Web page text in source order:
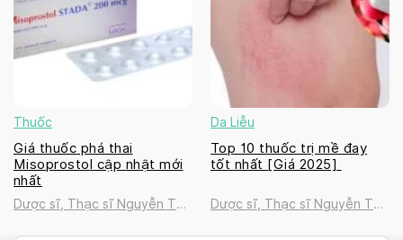
Thuốc
Giá thuốc phá thai
Misoprostol cập nhật mới
nhất
Dược sĩ, Thạc sĩ Nguyễn Thị
Da Liễu
Top 10 thuốc trị mề đay
tốt nhất [Giá 2025]
Dược sĩ, Thạc sĩ Nguyễn Thị